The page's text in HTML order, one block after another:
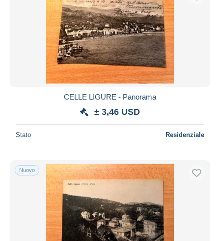
CELLE LIGURE - Panorama
± 3,46 USD
Stato Residenziale
Nuovo